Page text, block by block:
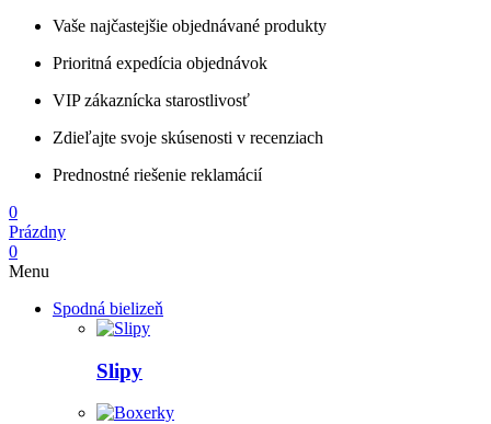
Vaše najčastejšie objednávané produkty
Prioritná expedícia objednávok
VIP zákaznícka starostlivosť
Zdieľajte svoje skúsenosti v recenziach
Prednostné riešenie reklamácií
0
Prázdny
0
Menu
Spodná bielizeň
Slipy